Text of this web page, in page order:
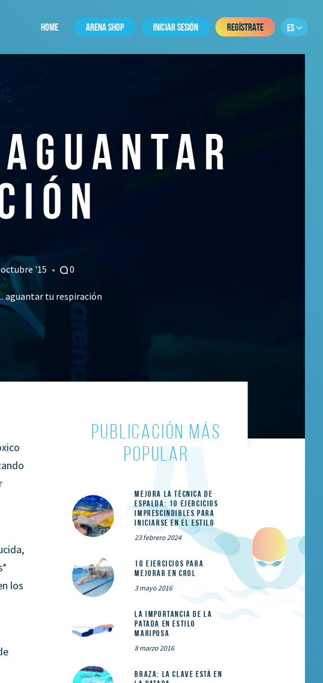
HOME ARENA SHOP INICIAR SESIÓN REGÍSTRATE ES
'15 0
aguantar tu respiración
los
PUBLICACIÓN MÁS
POPULAR
Mejora la técnica de
espalda: 10 ejercicios
imprescindibles para
iniciarse en el estilo
23 febrero 2024
10 ejercicios para
mejorar en crol
3 mayo 2016
La importancia de la
patada en estilo
mariposa
8 marzo 2016
Braza: la clave está en